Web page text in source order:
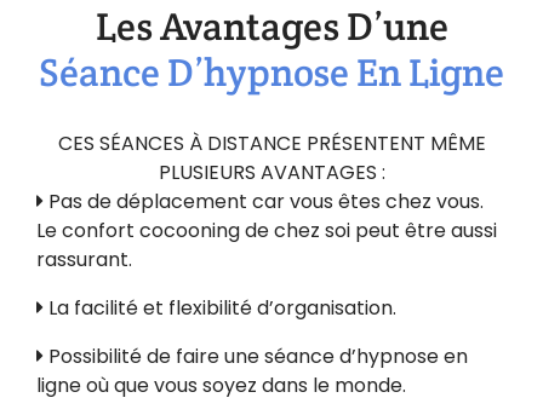
Les Avantages D’une
Séance D’hypnose En Ligne
CES SÉANCES À DISTANCE PRÉSENTENT MÊME
PLUSIEURS AVANTAGES :
Pas de déplacement car vous êtes chez vous.
Le confort cocooning de chez soi peut être aussi
rassurant.
La facilité et flexibilité d’organisation.
Possibilité de faire une séance d’hypnose en
ligne où que vous soyez dans le monde.